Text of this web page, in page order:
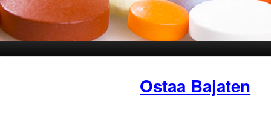
Ostaa Bajaten